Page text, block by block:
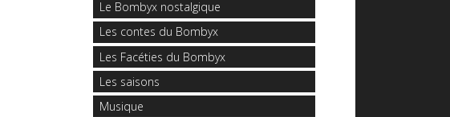
Le Bombyx nostalgique
Les contes du Bombyx
Les Facéties du Bombyx
Les saisons
Musique